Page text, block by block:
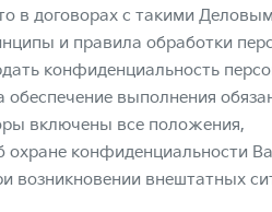
договорах с такими
и правила обработки
конфиденциальность
выполнения
включены все положения,
охране конфиденциальности
возникновении внештатных